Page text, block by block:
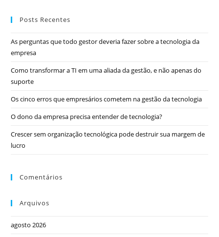
Posts Recentes
As perguntas que todo gestor deveria fazer sobre a tecnologia da
empresa
Como transformar a TI em uma aliada da gestão, e não apenas do
suporte
Os cinco erros que empresários cometem na gestão da tecnologia
O dono da empresa precisa entender de tecnologia?
Crescer sem organização tecnológica pode destruir sua margem de
lucro
Comentários
Arquivos
agosto 2026